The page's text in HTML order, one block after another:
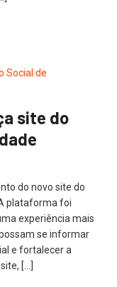
site do
do novo site do
plataforma foi
experiência mais
se informar
e fortalecer a
[…]